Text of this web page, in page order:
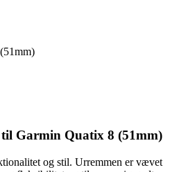
til Garmin Quatix 8 (51mm)
og stil. Urremmen er vævet